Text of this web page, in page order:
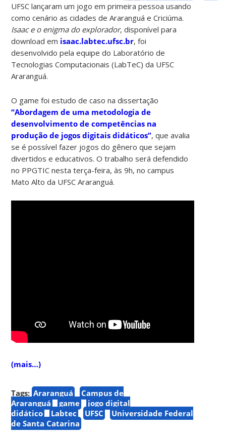
UFSC lançaram um jogo em primeira pessoa usando
como cenário as cidades de Araranguá e Criciúma.
Isaac e o enigma do explorador, disponível para
download em isaac.labtec.ufsc.br, foi
desenvolvido pela equipe do Laboratório de
Tecnologias Computacionais (LabTeC) da UFSC
Araranguá.
O game foi estudo de caso na dissertação
“Abordagem de uma metodologia de
desenvolvimento de competências na
produção de jogos digitais didáticos”, que avalia
se é possível fazer jogos do gênero que sejam
divertidos e educativos. O trabalho será defendido
no PPGTIC nesta terça-feira, às 9h, no campus
Mato Alto da UFSC Araranguá.
(mais…)
Tags: Araranguá
Campus de
Araranguá
game
jogo digital
didático
Labtec UFSC
Universidade Federal
de Santa Catarina